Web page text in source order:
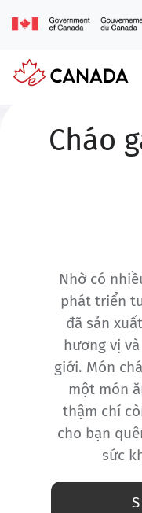
đến
navigation
Cháo
Nhờ có
phát triển
đã sản
hương vị
giới. Món
một món
thậm chí
cho bạn
sức